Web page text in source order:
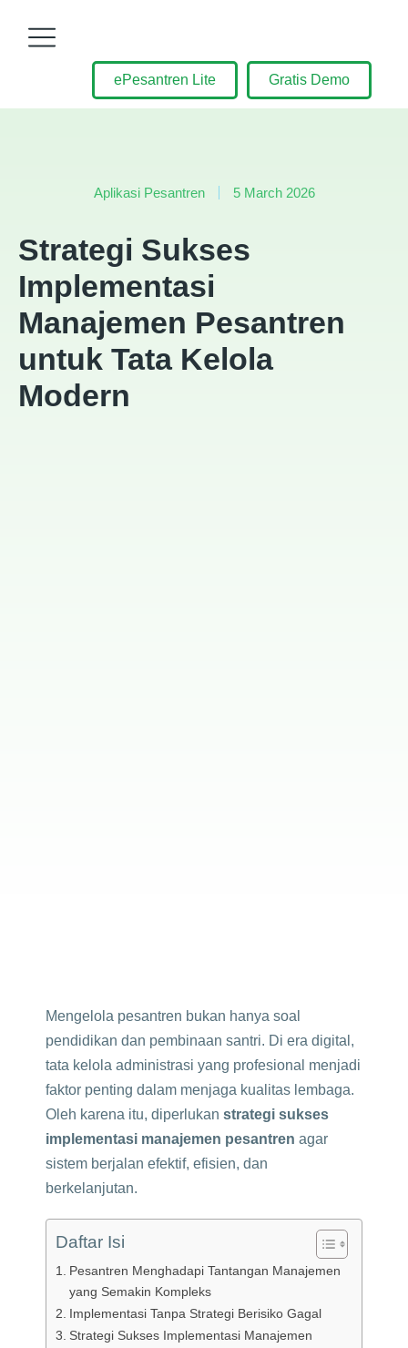
ePesantren Lite Gratis Demo
Aplikasi Pesantren 5 March 2026
Strategi Sukses
Implementasi
Manajemen Pesantren
untuk Tata Kelola
Modern
Mengelola pesantren bukan hanya soal
pendidikan dan pembinaan santri. Di era digital,
tata kelola administrasi yang profesional menjadi
faktor penting dalam menjaga kualitas lembaga.
Oleh karena itu, diperlukan strategi sukses
implementasi manajemen pesantren agar
sistem berjalan efektif, efisien, dan
berkelanjutan.
Daftar Isi
Pesantren Menghadapi Tantangan Manajemen
yang Semakin Kompleks
Implementasi Tanpa Strategi Berisiko Gagal
Strategi Sukses Implementasi Manajemen